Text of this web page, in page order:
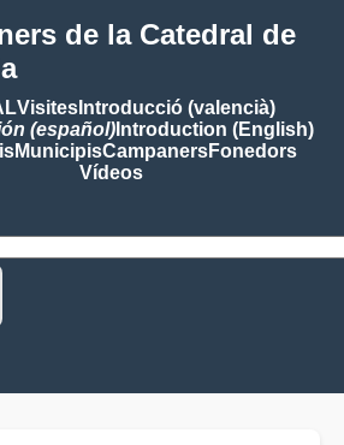
de la Catedral de
VisitesIntroducció (valencià)
(español)Introduction (English)
MunicipisCampanersFonedors
Vídeos